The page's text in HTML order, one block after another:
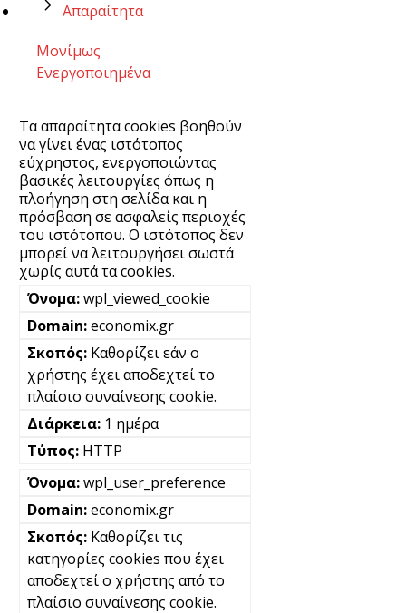
Απαραίτητα
Μονίμως
Ενεργοποιημένα
Τα απαραίτητα cookies βοηθούν
να γίνει ένας ιστότοπος
εύχρηστος, ενεργοποιώντας
βασικές λειτουργίες όπως η
πλοήγηση στη σελίδα και η
πρόσβαση σε ασφαλείς περιοχές
του ιστότοπου. Ο ιστότοπος δεν
μπορεί να λειτουργήσει σωστά
χωρίς αυτά τα cookies.
wpl_viewed_cookie
economix.gr
Καθορίζει εάν ο
χρήστης έχει αποδεχτεί το
πλαίσιο συναίνεσης cookie.
1 ημέρα
HTTP
wpl_user_preference
economix.gr
Καθορίζει τις
κατηγορίες cookies που έχει
αποδεχτεί ο χρήστης από το
πλαίσιο συναίνεσης cookie.